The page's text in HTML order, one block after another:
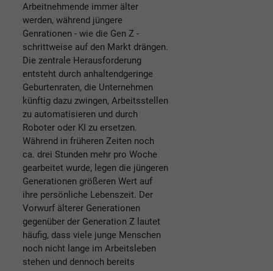
Arbeitnehmende immer älter
werden, während jüngere
Genrationen - wie die Gen Z -
schrittweise auf den Markt drängen.
Die zentrale Herausforderung
entsteht durch anhaltendgeringe
Geburtenraten, die Unternehmen
künftig dazu zwingen, Arbeitsstellen
zu automatisieren und durch
Roboter oder KI zu ersetzen.
Während in früheren Zeiten noch
ca. drei Stunden mehr pro Woche
gearbeitet wurde, legen die jüngeren
Generationen größeren Wert auf
ihre persönliche Lebenszeit. Der
Vorwurf älterer Generationen
gegenüber der Generation Z lautet
häufig, dass viele junge Menschen
noch nicht lange im Arbeitsleben
stehen und dennoch bereits